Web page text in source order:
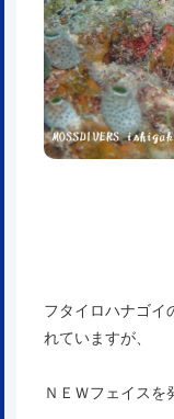
フタイロハナゴイ
れていますが、
ＮＥＷフェイスを